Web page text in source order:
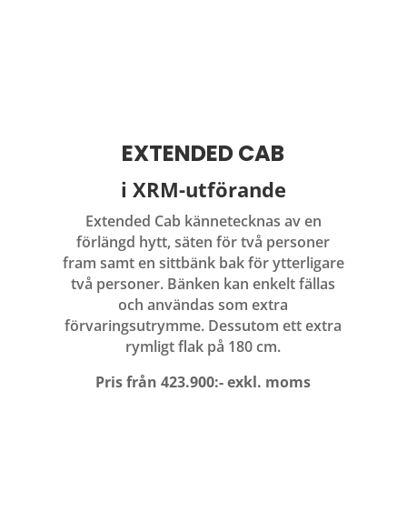
EXTENDED CAB
i XRM-utförande
Extended Cab kännetecknas av en
förlängd hytt, säten för två personer
fram samt en sittbänk bak för ytterligare
två personer. Bänken kan enkelt fällas
och användas som extra
förvaringsutrymme. Dessutom ett extra
rymligt flak på 180 cm.
Pris från 423.900:- exkl. moms